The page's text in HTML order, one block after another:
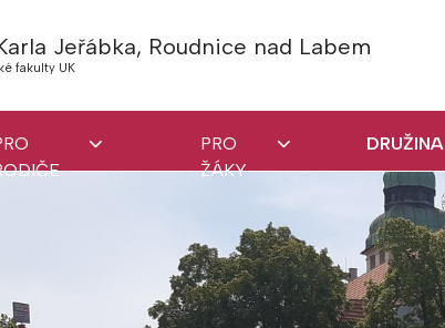
Jeřábka, Roudnice nad Labem
fakulty UK
PRO
ŽÁKY
DRUŽINA